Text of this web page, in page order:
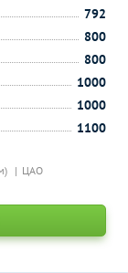
ЦАО
792
800
800
1000
1000
1100